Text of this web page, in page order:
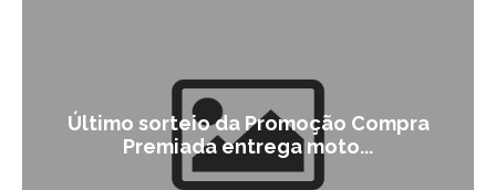
Último sorteio da Promoção Compra
Premiada entrega moto...